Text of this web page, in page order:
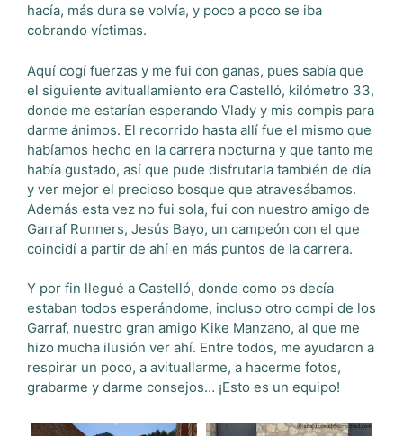
hacía, más dura se volvía, y poco a poco se iba
cobrando víctimas.
Aquí cogí fuerzas y me fui con ganas, pues sabía que
el siguiente avituallamiento era Castelló, kilómetro 33,
donde me estarían esperando Vlady y mis compis para
darme ánimos. El recorrido hasta allí fue el mismo que
habíamos hecho en la carrera nocturna y que tanto me
había gustado, así que pude disfrutarla también de día
y ver mejor el precioso bosque que atravesábamos.
Además esta vez no fui sola, fui con nuestro amigo de
Garraf Runners, Jesús Bayo, un campeón con el que
coincidí a partir de ahí en más puntos de la carrera.
Y por fin llegué a Castelló, donde como os decía
estaban todos esperándome, incluso otro compi de los
Garraf, nuestro gran amigo Kike Manzano, al que me
hizo mucha ilusión ver ahí. Entre todos, me ayudaron a
respirar un poco, a avituallarme, a hacerme fotos,
grabarme y darme consejos… ¡Esto es un equipo!